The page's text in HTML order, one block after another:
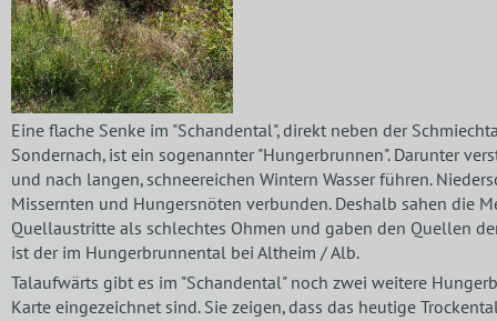
Eine flache Senke im "Schandental", direkt neben der
Sondernach, ist ein sogenannter "Hungerbrunnen". Darunter
und nach langen, schneereichen Wintern Wasser führen.
Missernten und Hungersnöten verbunden. Deshalb sahen die
Quellaustritte als schlechtes Ohmen und gaben den Quellen
ist der im Hungerbrunnental bei Altheim / Alb.
Talaufwärts gibt es im "Schandental" noch zwei weitere
Karte eingezeichnet sind. Sie zeigen, dass das heutige